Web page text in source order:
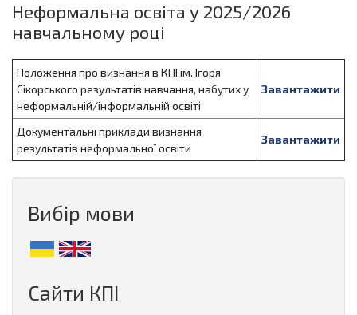
Неформальна освіта у 2025/2026
навчальному році
Положення про визнання в КПІ ім. Ігоря
Сікорського результатів навчання, набутих у
неформальній/інформальній освіті
Завантажити
Документальні приклади визнання
результатів неформальної освіти
Завантажити
Вибір мови
Сайти КПІ